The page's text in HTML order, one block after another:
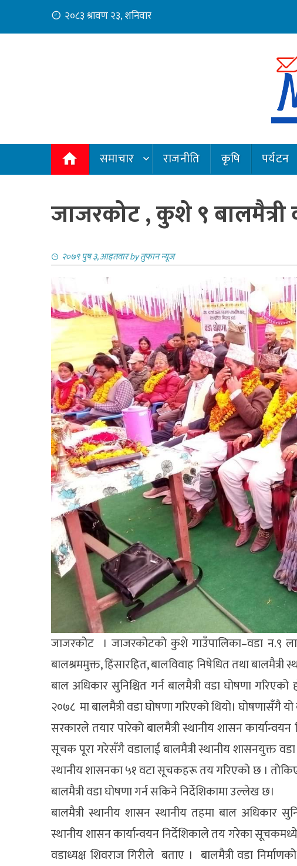
content
२०८३ श्रावण २३, शनिवार
समाचार राजनीति कृषि पर्यटन
जाजरकोट , कुशे ९ बालमैत्री
२०७९ पुष ३, आइतवारbyतुफान न्यूज
जाजरकोट । जाजरकोटको कुशे गाउँपालिका–वडा न.९
बालश्रममुक्त, हिंसारहित, बालविवाह निषेधित तथा
बाल अधिकार सुनिश्चित गर्न बालमैत्री वडा घोषणा
२०७८ मा बालमैत्री वडा घोषणा गरिएको थियो। घोषणासँगै
सरकारले तयार पारेको बालमैत्री स्थानीय शासन
सूचक पूरा गरेसँगै वडालाई बालमैत्री स्थानीय शासनयुक्त
स्थानीय शासनका ५१ वटा सूचकहरू तय गरिएको छ ।
बालमैत्री वडा घोषणा गर्न सकिने निर्देशिकामा उल्लेख छ।
बालमैत्री स्थानीय शासन स्थानीय तहमा बाल अधिकार
स्थानीय शासन कार्यान्वयन निर्देशिकाले तय गरेका
वडाध्यक्ष शिवराज गिरीले बताए । बालमैत्री वडा